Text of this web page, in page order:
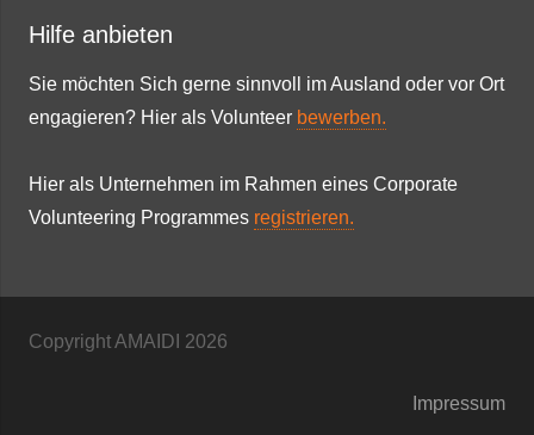
Hilfe anbieten
Sie möchten Sich gerne sinnvoll im Ausland oder vor Ort
engagieren? Hier als Volunteer bewerben.
Hier als Unternehmen im Rahmen eines Corporate
Volunteering Programmes registrieren.
Copyright AMAIDI 2026
Impressum